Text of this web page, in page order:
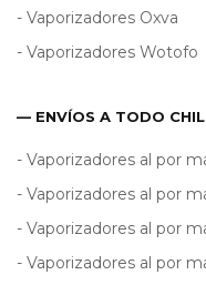
- Vaporizadores Oxva
- Vaporizadores Wotofo
— ENVÍOS A TODO
- Vaporizadores al por
- Vaporizadores al por
- Vaporizadores al por
- Vaporizadores al por